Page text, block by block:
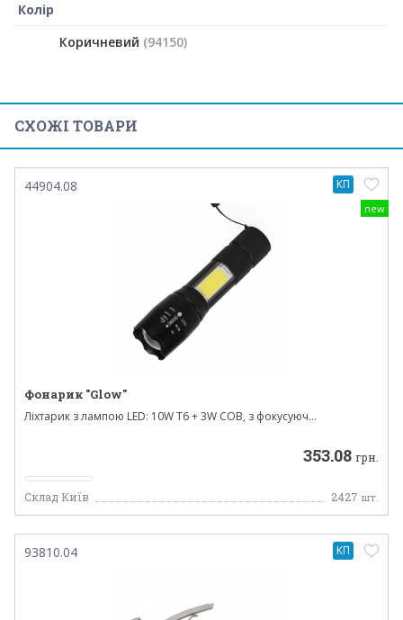
Колір
Коричневий (94150)
СХОЖІ ТОВАРИ
new
44904.08
Фонарик "Glow"
Ліхтарик з лампою LED: 10W T6 + 3W COB, з фокусуюч...
353.08 грн.
Склад Київ 2427 шт.
КП
93810.04 КП